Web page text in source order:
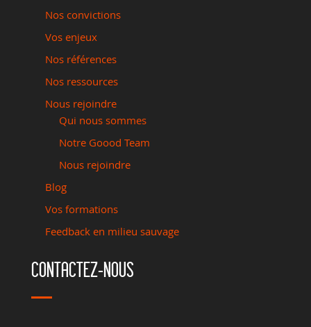
Nos convictions
Vos enjeux
Nos références
Nos ressources
Nous rejoindre
Qui nous sommes
Notre Goood Team
Nous rejoindre
Blog
Vos formations
Feedback en milieu sauvage
CONTACTEZ-NOUS